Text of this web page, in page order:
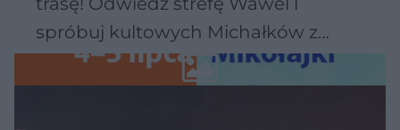
spróbuj kultowych Michałków z
Wawelu